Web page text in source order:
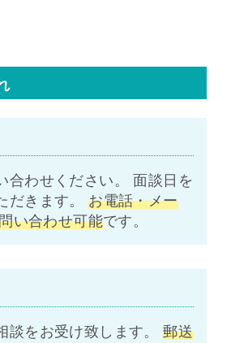
合わせください。 面談日を
だきます。お電話・メー
い合わせ可能です。
談をお受け致します。郵送